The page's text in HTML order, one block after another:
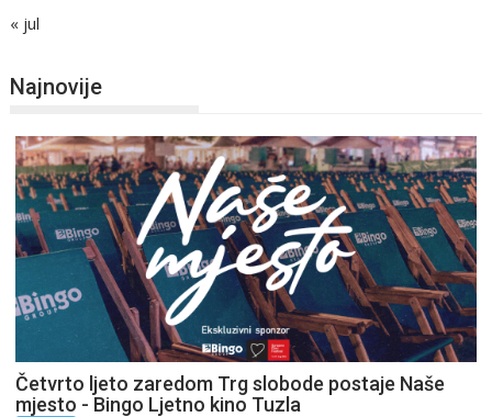
« jul
Najnovije
Četvrto ljeto zaredom Trg slobode postaje Naše
mjesto - Bingo Ljetno kino Tuzla